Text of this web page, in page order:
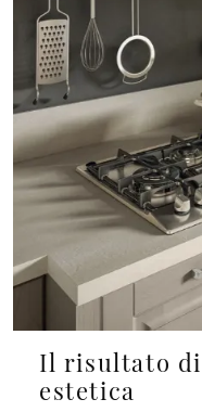
Il risultato di
estetica